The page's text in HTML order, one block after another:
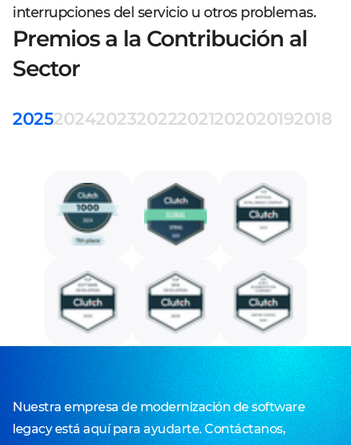
interrupciones del servicio u otros problemas.
Premios a la Contribución al
Sector
20252024202320222021202020192018
Nuestra empresa de modernización de software
legacy está aquí para ayudarte. Contáctanos,